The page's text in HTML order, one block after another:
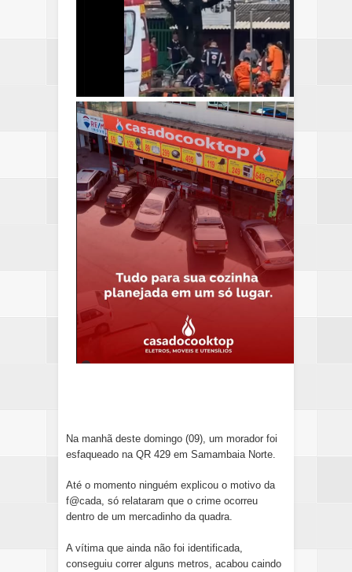
Na manhã deste domingo (09), um morador foi
esfaqueado na QR 429 em Samambaia Norte.
Até o momento ninguém explicou o motivo da
f@cada, só relataram que o crime ocorreu
dentro de um mercadinho da quadra.
A vítima que ainda não foi identificada,
conseguiu correr alguns metros, acabou caindo